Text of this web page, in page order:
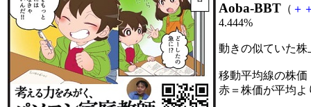
Aoba-BBT （ ＋
4.444%
動きの似ていた
移動平均線の株価
赤＝株価が平均